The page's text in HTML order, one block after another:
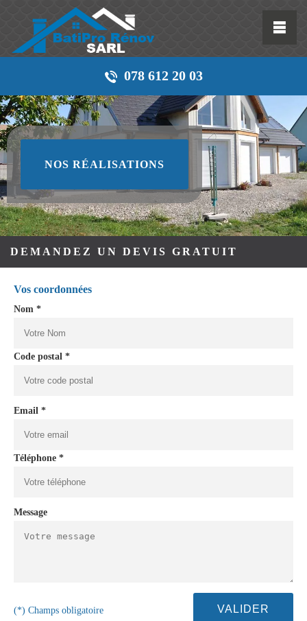
078 612 20 03
NOS RÉALISATIONS
DEMANDEZ UN DEVIS GRATUIT
Vos coordonnées
Nom *
Code postal *
Email *
Téléphone *
Message
(*) Champs obligatoire